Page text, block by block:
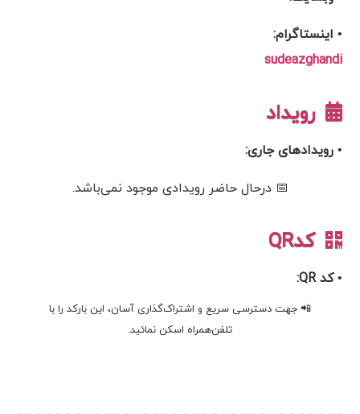
• اینستاگرام:
sudeazghandi
رویداد
• رویدادهای جاری:
📅 درحال حاضر رویدادی موجود نمی‌باشد.
کدQR
• کد QR:
📲 جهت دسترسی سریع و اشتراک‌گذاری آسان، این بارکد را با
تلفن‌همراه اسکن نمائید.